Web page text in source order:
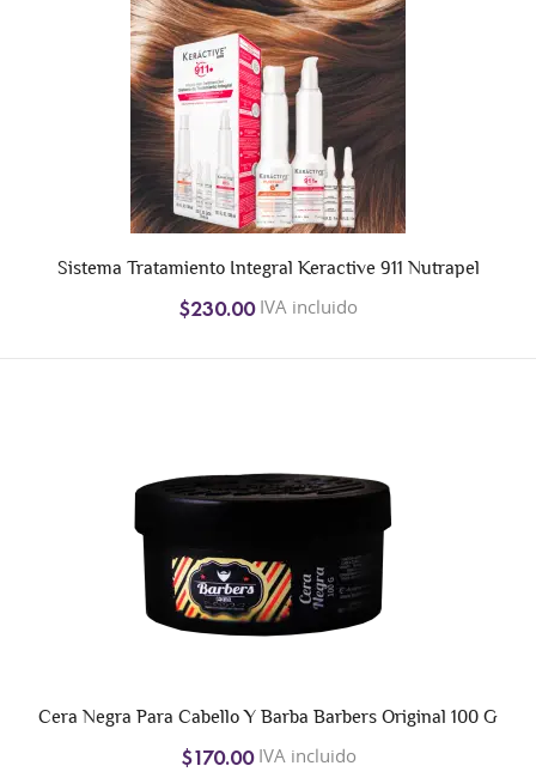
Sistema Tratamiento Integral Keractive 911 Nutrapel
$230.00IVA incluido
Cera Negra Para Cabello Y Barba Barbers Original 100 G
$170.00IVA incluido